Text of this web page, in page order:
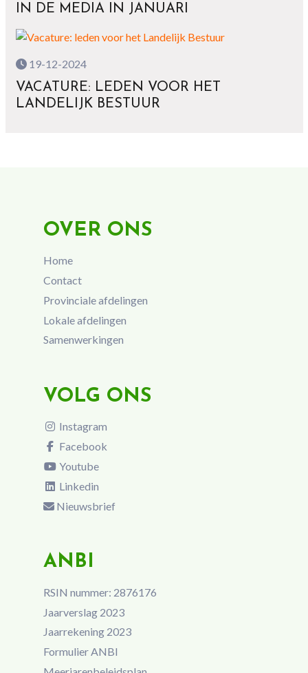
IN DE MEDIA IN JANUARI
19-12-2024
VACATURE: LEDEN VOOR HET
LANDELIJK BESTUUR
OVER ONS
Home
Contact
Provinciale afdelingen
Lokale afdelingen
Samenwerkingen
VOLG ONS
Instagram
Facebook
Youtube
Linkedin
Nieuwsbrief
ANBI
RSIN nummer: 2876176
Jaarverslag 2023
Jaarrekening 2023
Formulier ANBI